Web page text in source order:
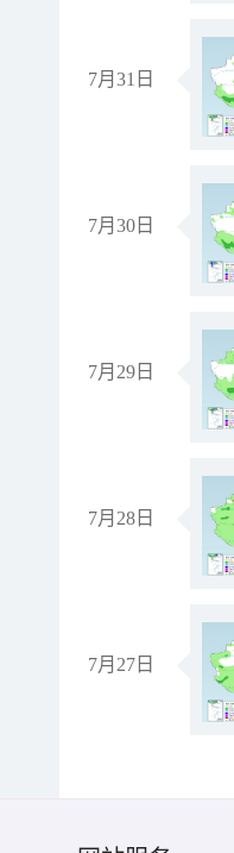
7月31日
7月30日
7月29日
7月28日
7月27日